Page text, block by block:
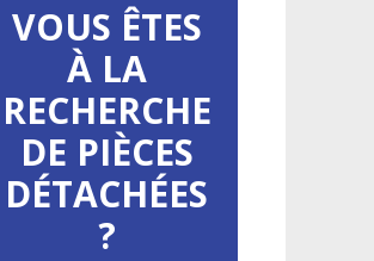
VOUS ÊTES
À LA
RECHERCHE
DE PIÈCES
DÉTACHÉES
?